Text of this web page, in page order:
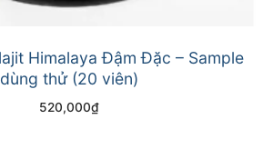
Himalaya Đậm Đặc – Sample
dùng thử (20 viên)
520,000₫